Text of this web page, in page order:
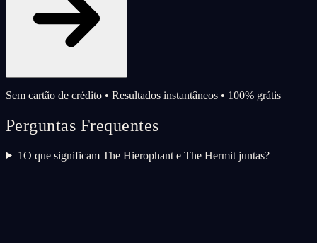
Sem cartão de crédito • Resultados instantâneos • 100% grátis
Perguntas Frequentes
1O que significam The Hierophant e The Hermit juntas?